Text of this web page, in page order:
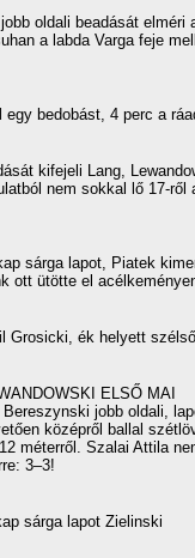
oldali beadását elméri
a labda Varga feje
egy bedobást, 4 perc a
kifejeli Lang,
nem sokkal lő 17-ről
sárga lapot, Piatek
ott ütötte el
Grosicki, ék helyett szélső.
ELSŐ MAI
jobb oldali,
középről ballal
méterről. Szalai Attila
3–3!
sárga lapot Zielinski